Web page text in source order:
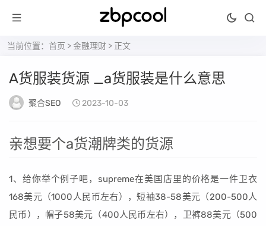
当前位置： 首页 >金融理财 > 正文
A货服装货源 _a货服装是什么意思
聚合SEO 2023-10-03
亲想要个a货潮牌类的货源
1、给你举个例子吧，supreme在美国店里的价格是一件卫衣
168美元（1000人民币左右），短袖38-58美元（200-500人
民币），帽子58美元（400人民币左右），卫裤88美元（500